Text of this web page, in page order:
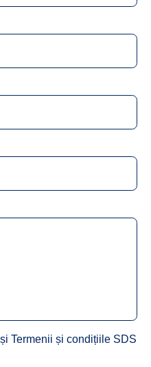
Termenii și condițiile SDS